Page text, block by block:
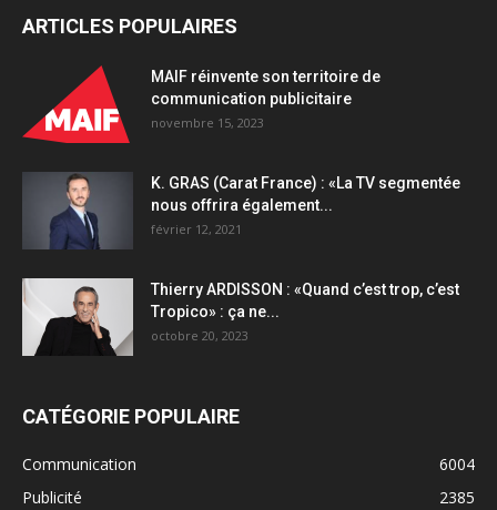
ARTICLES POPULAIRES
MAIF réinvente son territoire de
communication publicitaire
novembre 15, 2023
K. GRAS (Carat France) : «La TV segmentée
nous offrira également...
février 12, 2021
Thierry ARDISSON : «Quand c’est trop, c’est
Tropico» : ça ne...
octobre 20, 2023
CATÉGORIE POPULAIRE
Communication
6004
Publicité
2385